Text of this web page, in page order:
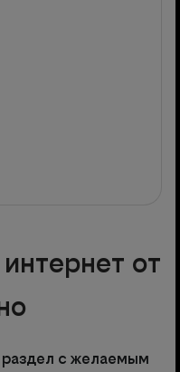
от
раздел с желаемым